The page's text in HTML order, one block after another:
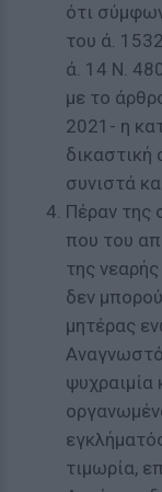
ότι
του ά.
ά. 14 Ν.
με το
2021- η
δικαστική
συνιστά
Πέραν της
που του
της
δεν
μητέρας
ψυχραιμία
τιμωρία,